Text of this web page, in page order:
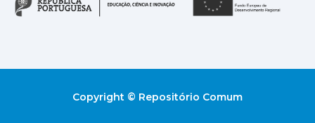
Copyright © Repositório Comum